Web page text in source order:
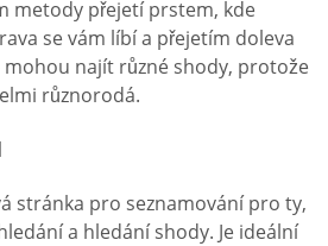
metody přejetí prstem, kde
se vám líbí a přejetím doleva
najít různé shody, protože
různorodá.
stránka pro seznamování pro ty,
a hledání shody. Je ideální